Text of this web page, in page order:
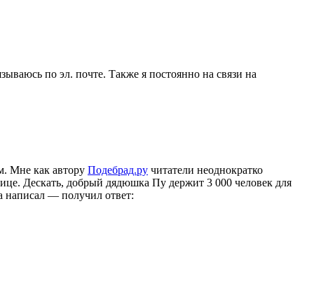
по эл. почте. Также я постоянно на связи на
Мне как автору Подебрад.ру читатели неоднократко
Дескать, добрый дядюшка Пу держит 3 000 человек для
написал — получил ответ: